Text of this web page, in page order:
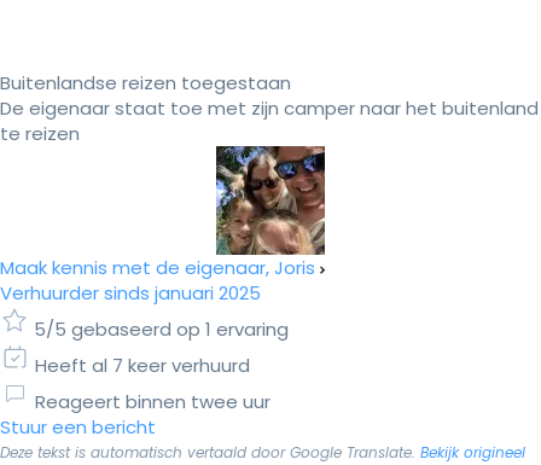
Buitenlandse reizen toegestaan
De eigenaar staat toe met zijn camper naar het buitenland
te reizen
Maak kennis met de eigenaar, Joris
Verhuurder sinds januari 2025
5/5 gebaseerd op 1 ervaring
Heeft al 7 keer verhuurd
Reageert binnen twee uur
Stuur een bericht
Deze tekst is automatisch vertaald door Google Translate. Bekijk origineel